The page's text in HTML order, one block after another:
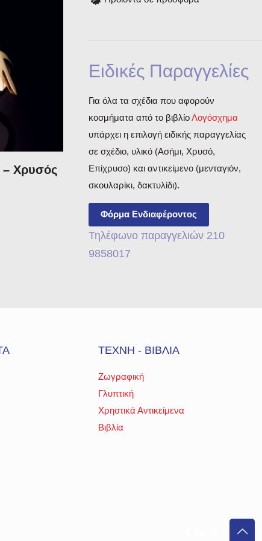
– Χρυσός
Ειδικές Παραγγελίες
Για όλα τα σχέδια που αφορούν
κοσμήματα από το βιβλίοΛογόσχημα
υπάρχει η επιλογή ειδικής παραγγελίας
σε σχέδιο, υλικό (Ασήμι, Χρυσό,
Επίχρυσο) και αντικείμενο (μενταγιόν,
σκουλαρίκι, δακτυλίδι).
Φόρμα Ενδιαφέροντος
Τηλέφωνο παραγγελιών 210
9858017
ΤΕΧΝΗ - ΒΙΒΛΙΑ
Ζωγραφική
Γλυπτική
Χρηστικά Αντικείμενα
Βιβλία